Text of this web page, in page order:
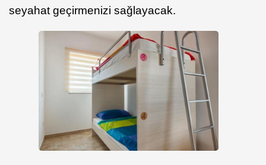
seyahat geçirmenizi sağlayacak.